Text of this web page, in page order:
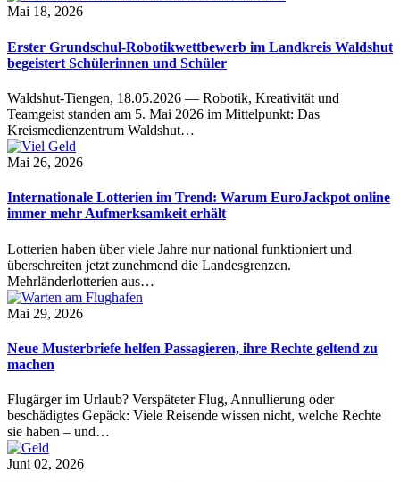
Mai 18, 2026
Erster Grundschul-Robotikwettbewerb im Landkreis Waldshut
begeistert Schülerinnen und Schüler
Waldshut-Tiengen, 18.05.2026 — Robotik, Kreativität und
Teamgeist standen am 5. Mai 2026 im Mittelpunkt: Das
Kreismedienzentrum Waldshut…
Mai 26, 2026
Internationale Lotterien im Trend: Warum EuroJackpot online
immer mehr Aufmerksamkeit erhält
Lotterien haben über viele Jahre nur national funktioniert und
überschreiten jetzt zunehmend die Landesgrenzen.
Mehrländerlotterien aus…
Mai 29, 2026
Neue Musterbriefe helfen Passagieren, ihre Rechte geltend zu
machen
Flugärger im Urlaub? Verspäteter Flug, Annullierung oder
beschädigtes Gepäck: Viele Reisende wissen nicht, welche Rechte
sie haben – und…
Juni 02, 2026